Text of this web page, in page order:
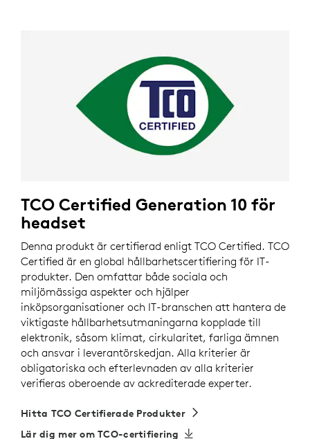
TCO Certified Generation 10 för
headset
Denna produkt är certifierad enligt TCO Certified. TCO
Certified är en global hållbarhetscertifiering för IT-
produkter. Den omfattar både sociala och
miljömässiga aspekter och hjälper
inköpsorganisationer och IT-branschen att hantera de
viktigaste hållbarhetsutmaningarna kopplade till
elektronik, såsom klimat, cirkularitet, farliga ämnen
och ansvar i leverantörskedjan. Alla kriterier är
obligatoriska och efterlevnaden av alla kriterier
verifieras oberoende av ackrediterade experter.
Hitta TCO Certifierade Produkter
Lär dig mer om TCO-certifiering